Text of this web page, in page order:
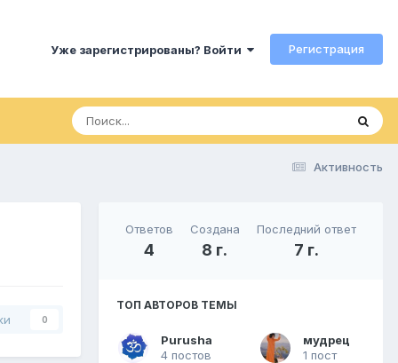
Уже зарегистрированы? Войти Регистрация
Активность
0
Ответов
4
Создана
8 г.
Последний ответ
7 г.
ТОП АВТОРОВ ТЕМЫ
Purusha
4 постов
мудрец
1 пост